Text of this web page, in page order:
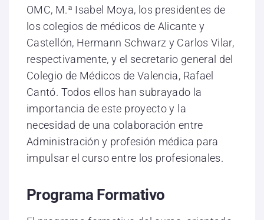
OMC, M.ª Isabel Moya, los presidentes de
los colegios de médicos de Alicante y
Castellón, Hermann Schwarz y Carlos Vilar,
respectivamente, y el secretario general del
Colegio de Médicos de Valencia, Rafael
Cantó. Todos ellos han subrayado la
importancia de este proyecto y la
necesidad de una colaboración entre
Administración y profesión médica para
impulsar el curso entre los profesionales.
Programa Formativo